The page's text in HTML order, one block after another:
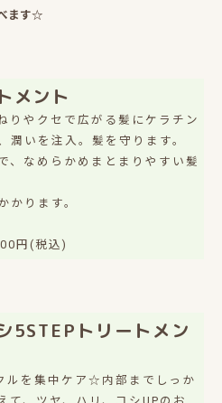
ます☆
メント
りやクセで広がる髪にケラチン
潤いを注入。髪を守ります。
、なめらかめまとまりやすい髪
かります。
込)
5STEPトリートメン
ルを集中ケア☆内部までしっか